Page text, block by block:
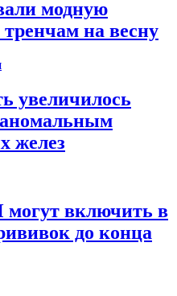
модную
на весну
увеличилось
желез
включить в
до конца